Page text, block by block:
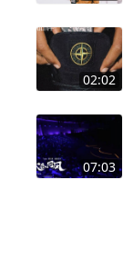
02:02
07:03